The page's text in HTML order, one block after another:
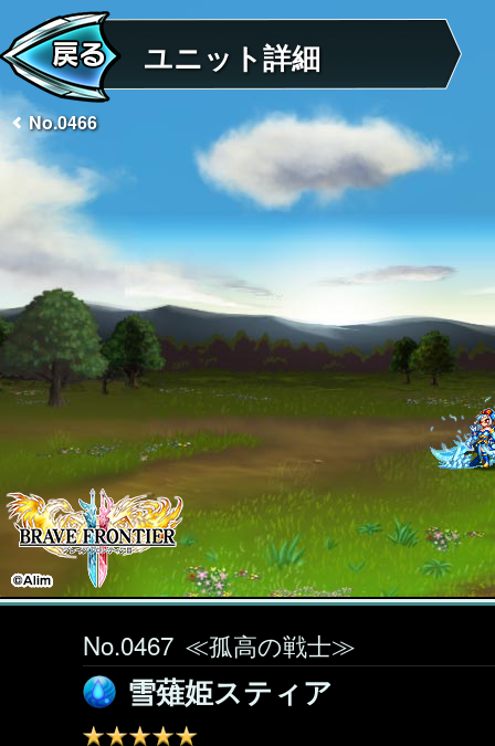
ユニット詳細
No.0466
No.0467 ≪孤高の戦士≫
雪薙姫スティア